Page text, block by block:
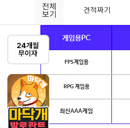
전체
보기
견적짜기
게임용PC
FPS게임용
RPG 게임용
최신AAA게임